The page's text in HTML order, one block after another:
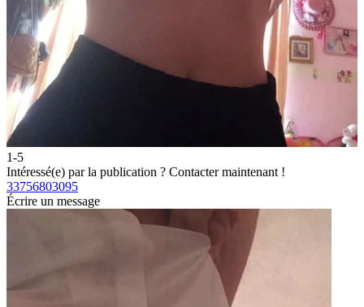
1-5
Intéressé(e) par la publication ? Contacter maintenant !
33756803095
Écrire un message